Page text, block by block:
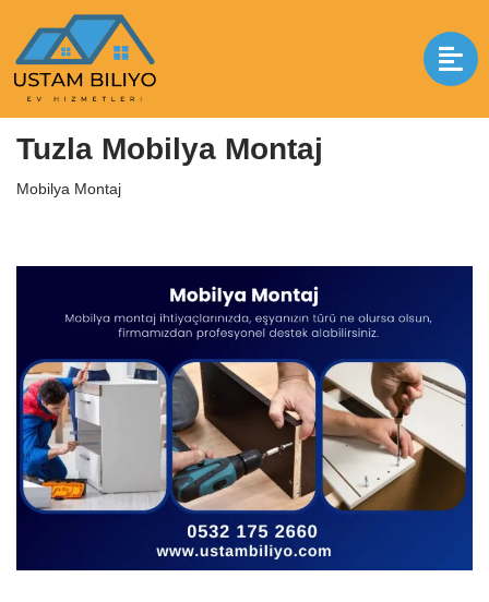
İçeriğe
geç
Anasayfa|Mobilya Montaj
Tuzla Mobilya Montaj
Mobilya Montaj